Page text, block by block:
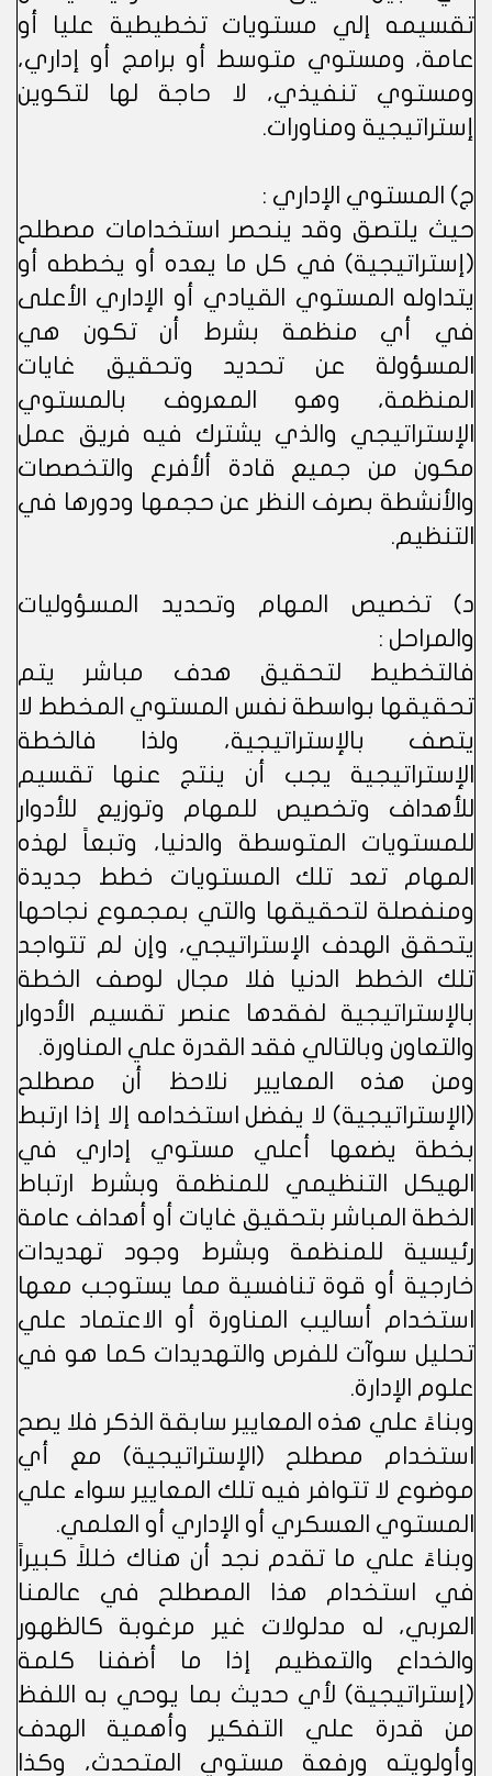
تقسيمه إلي مستويات تخطيطية عليا أو
عامة، ومستوي متوسط أو برامج أو إداري،
ومستوي تنفيذي، لا حاجة لها لتكوين
إستراتيجية ومناورات.
ج) المستوي الإداري :
حيث يلتصق وقد ينحصر استخدامات مصطلح
(إستراتيجية) في كل ما يعده أو يخططه أو
يتداوله المستوي القيادي أو الإداري الأعلى
في أي منظمة بشرط أن تكون هي
المسؤولة عن تحديد وتحقيق غايات
المنظمة، وهو المعروف بالمستوي
الإستراتيجي والذي يشترك فيه فريق عمل
مكون من جميع قادة ألأفرع والتخصصات
والأنشطة بصرف النظر عن حجمها ودورها في
التنظيم.
د) تخصيص المهام وتحديد المسؤوليات
والمراحل :
فالتخطيط لتحقيق هدف مباشر يتم
تحقيقها بواسطة نفس المستوي المخطط لا
يتصف بالإستراتيجية، ولذا فالخطة
الإستراتيجية يجب أن ينتج عنها تقسيم
للأهداف وتخصيص للمهام وتوزيع للأدوار
للمستويات المتوسطة والدنيا، وتبعاً لهذه
المهام تعد تلك المستويات خطط جديدة
ومنفصلة لتحقيقها والتي بمجموع نجاحها
يتحقق الهدف الإستراتيجي، وإن لم تتواجد
تلك الخطط الدنيا فلا مجال لوصف الخطة
بالإستراتيجية لفقدها عنصر تقسيم الأدوار
والتعاون وبالتالي فقد القدرة علي المناورة.
ومن هذه المعايير نلاحظ أن مصطلح
(الإستراتيجية) لا يفضل استخدامه إلا إذا ارتبط
بخطة يضعها أعلي مستوي إداري في
الهيكل التنظيمي للمنظمة وبشرط ارتباط
الخطة المباشر بتحقيق غايات أو أهداف عامة
رئيسية للمنظمة وبشرط وجود تهديدات
خارجية أو قوة تنافسية مما يستوجب معها
استخدام أساليب المناورة أو الاعتماد علي
تحليل سوآت للفرص والتهديدات كما هو في
علوم الإدارة.
وبناءً علي هذه المعايير سابقة الذكر فلا يصح
استخدام مصطلح (الإستراتيجية) مع أي
موضوع لا تتوافر فيه تلك المعايير سواء علي
المستوي العسكري أو الإداري أو العلمي.
وبناءً علي ما تقدم نجد أن هناك خللاً كبيراً
في استخدام هذا المصطلح في عالمنا
العربي، له مدلولات غير مرغوبة كالظهور
والخداع والتعظيم إذا ما أضفنا كلمة
(إستراتيجية) لأي حديث بما يوحي به اللفظ
من قدرة علي التفكير وأهمية الهدف
وأولويته ورفعة مستوي المتحدث، وكذا